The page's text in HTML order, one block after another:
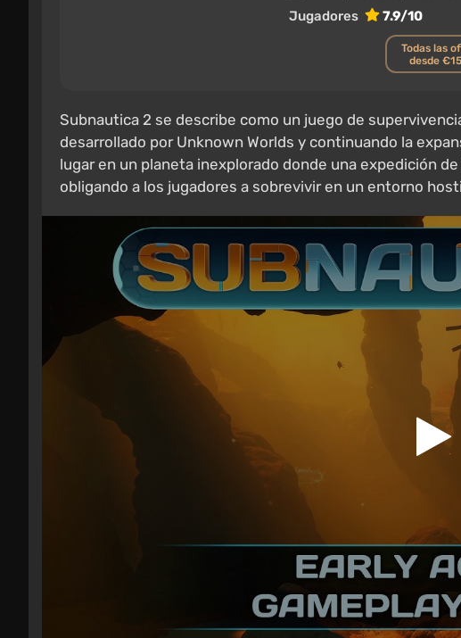
Jugadores
7.9/10
Todas las
desde
Subnautica 2 se describe como un juego de
desarrollado por Unknown Worlds y continuando la
lugar en un planeta inexplorado donde una expedición
obligando a los jugadores a sobrevivir en un entorno